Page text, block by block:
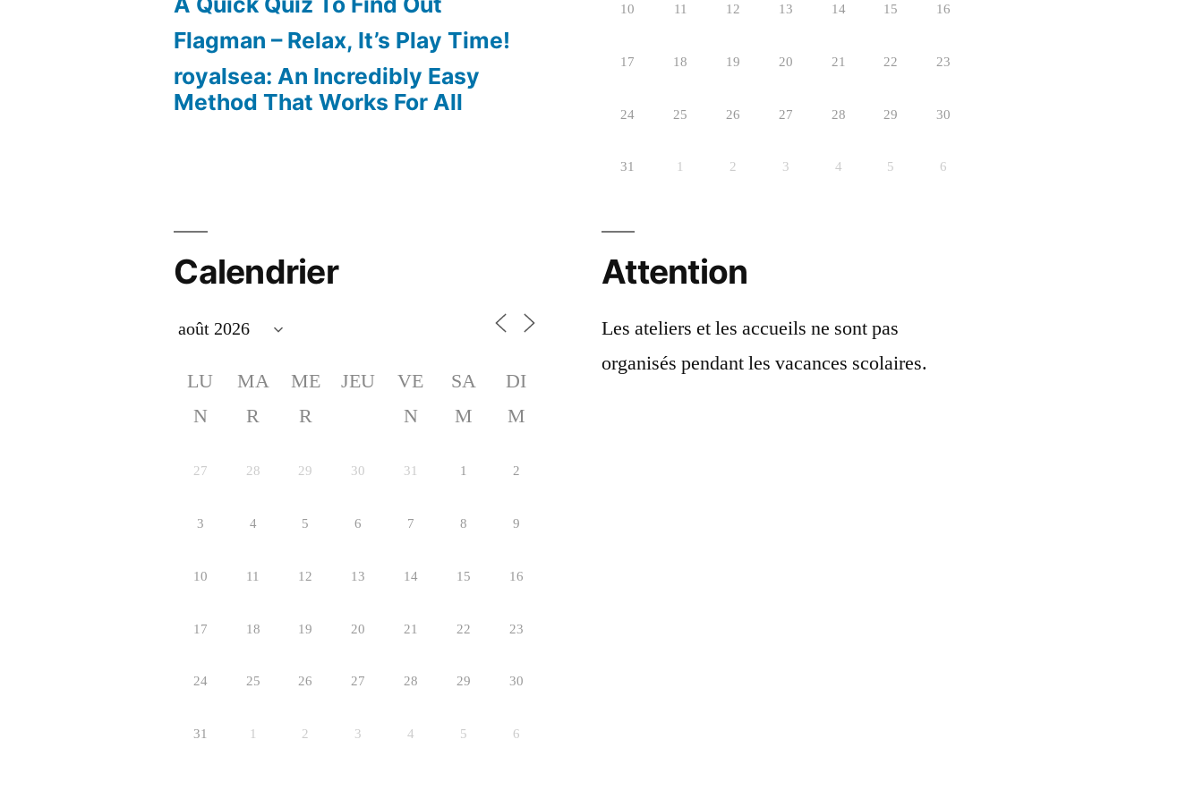
Flagman – Relax, It’s Play Time!
royalsea: An Incredibly Easy
Method That Works For All
10 11 12 13 14 15 16
17 18 19 20 21 22 23
24 25 26 27 28 29 30
31 1 2 3 4 5 6
Calendrier
LU
N
MA
R
ME
R
JEU
VE
N
SA
M
DI
M
27 28 29 30 31 1 2
3 4 5 6 7 8 9
10 11 12 13 14 15 16
17 18 19 20 21 22 23
24 25 26 27 28 29 30
31 1 2 3 4 5 6
Attention
Les ateliers et les accueils ne sont pas
organisés pendant les vacances scolaires.